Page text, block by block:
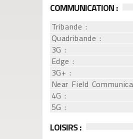
COMMUNICATION :
Tribande :
Quadribande :
3G :
Edge :
3G+ :
Near Field
4G :
5G :
LOISIRS :